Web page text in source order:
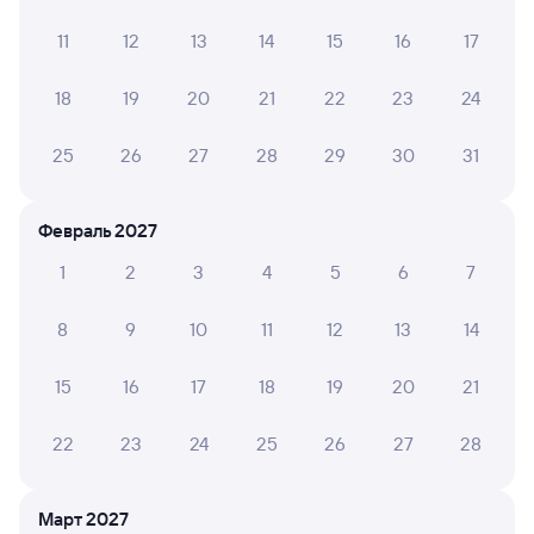
температура, уборка вовремя, вежливые проводники,
Ольга Д.
Всё в порядке , спасибо персоналу поезда! РЖД
ЛЮБОВЬ Э.
10 СОФЬЯ Л.
11 12 13 14 15 16 17
18 19 20 21 22 23 24
25 26 27 28 29 30 31
Февраль 2027
1
2 3 4 5 6 7
8 9 10 11 12 13 14
15 16 17 18 19 20 21
22 23 24 25 26 27 28
Март 2027